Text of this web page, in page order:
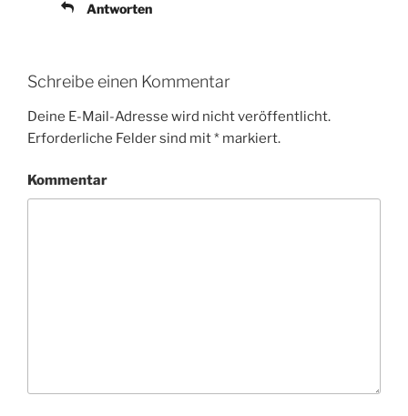
Antworten
Schreibe einen Kommentar
Deine E-Mail-Adresse wird nicht veröffentlicht.
Erforderliche Felder sind mit* markiert.
Kommentar